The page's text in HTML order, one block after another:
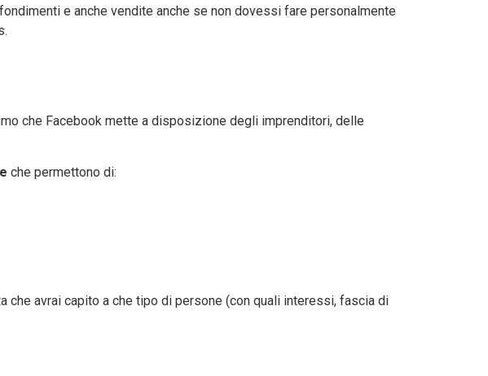
e anche vendite anche se non dovessi fare personalmente
che Facebook mette a disposizione degli imprenditori, delle
che permettono di:
che avrai capito a che tipo di persone (con quali interessi, fascia di